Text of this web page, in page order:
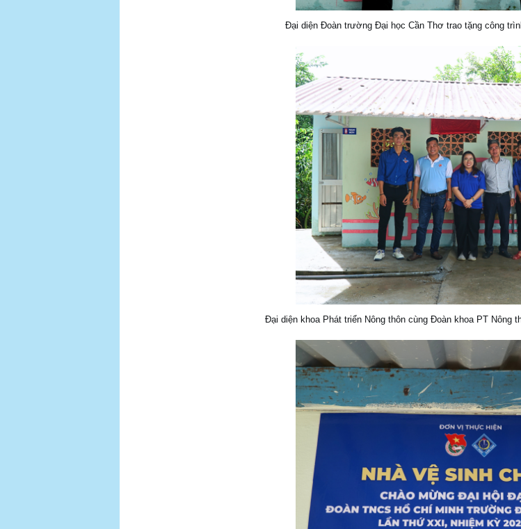
Đại diện Đoàn trường Đại học Cần Thơ trao tặng công
Đại diện khoa Phát triển Nông thôn cùng Đoàn khoa PT Nông